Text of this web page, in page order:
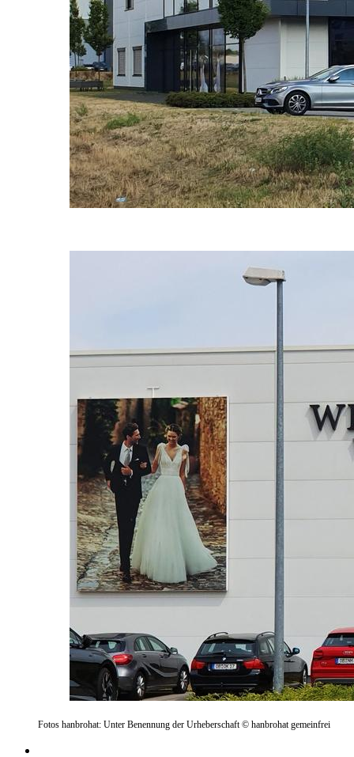
Fotos hanbrohat: Unter Benennung der Urheberschaft © hanbrohat gemeinfrei